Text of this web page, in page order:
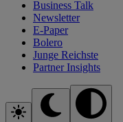
Business Talk
Newsletter
E-Paper
Bolero
Junge Reichste
Partner Insights